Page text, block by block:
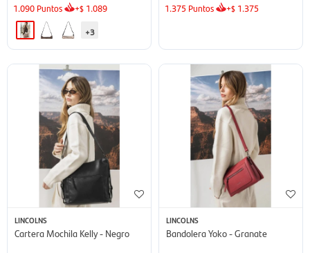
1.090 Puntos +$ 1.089
+3
1.375 Puntos +$ 1.375
LINCOLNS
Cartera Mochila Kelly - Negro
LINCOLNS
Bandolera Yoko - Granate